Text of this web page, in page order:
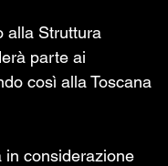
alla Struttura
parte ai
così alla Toscana
in considerazione